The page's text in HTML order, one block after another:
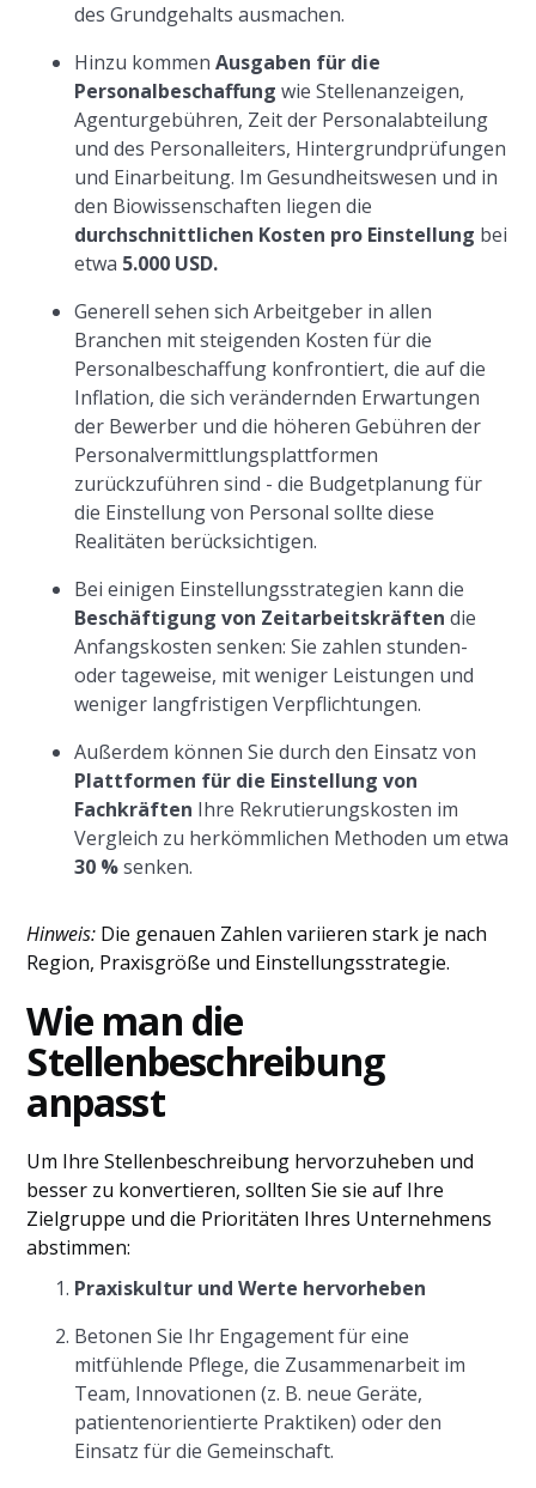
des Grundgehalts ausmachen.
Hinzu kommenAusgaben für die
Personalbeschaffung wie Stellenanzeigen,
Agenturgebühren, Zeit der Personalabteilung
und des Personalleiters, Hintergrundprüfungen
und Einarbeitung. Im Gesundheitswesen und in
den Biowissenschaften liegen die
durchschnittlichen Kosten pro Einstellung bei
etwa 5.000 USD.
Generell sehen sich Arbeitgeber in allen
Branchen mit steigenden Kosten für die
Personalbeschaffung konfrontiert, die auf die
Inflation, die sich verändernden Erwartungen
der Bewerber und die höheren Gebühren der
Personalvermittlungsplattformen
zurückzuführen sind - die Budgetplanung für
die Einstellung von Personal sollte diese
Realitäten berücksichtigen.
Bei einigen Einstellungsstrategien kann die
Beschäftigung von Zeitarbeitskräften die
Anfangskosten senken: Sie zahlen stunden-
oder tageweise, mit weniger Leistungen und
weniger langfristigen Verpflichtungen.
Außerdem können Sie durch den Einsatz von
Plattformen für die Einstellung von
Fachkräften Ihre Rekrutierungskosten im
Vergleich zu herkömmlichen Methoden um etwa
30 %senken.
Hinweis: Die genauen Zahlen variieren stark je nach
Region, Praxisgröße und Einstellungsstrategie.
Wie man die
Stellenbeschreibung
anpasst
Um Ihre Stellenbeschreibung hervorzuheben und
besser zu konvertieren, sollten Sie sie auf Ihre
Zielgruppe und die Prioritäten Ihres Unternehmens
abstimmen:
Praxiskultur und Werte hervorheben
Betonen Sie Ihr Engagement für eine
mitfühlende Pflege, die Zusammenarbeit im
Team, Innovationen (z. B. neue Geräte,
patientenorientierte Praktiken) oder den
Einsatz für die Gemeinschaft.